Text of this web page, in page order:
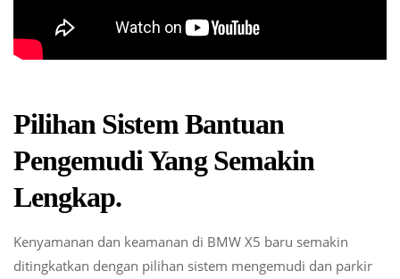
Pilihan Sistem Bantuan
Pengemudi Yang Semakin
Lengkap.
Kenyamanan dan keamanan di BMW X5 baru semakin
ditingkatkan dengan pilihan sistem mengemudi dan parkir